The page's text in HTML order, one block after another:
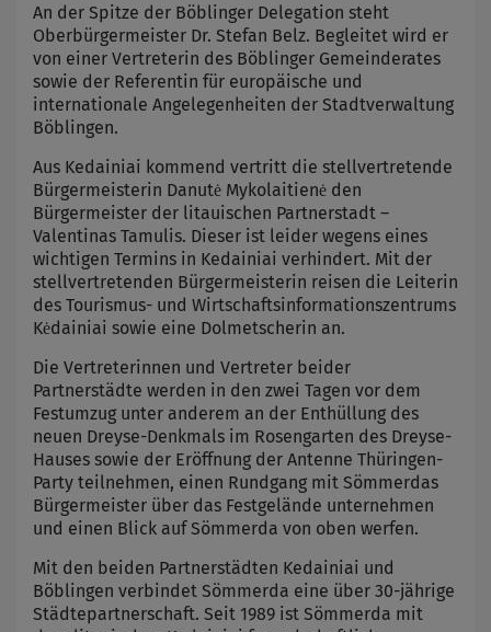
An der Spitze der Böblinger Delegation steht
Oberbürgermeister Dr. Stefan Belz. Begleitet wird er
von einer Vertreterin des Böblinger Gemeinderates
sowie der Referentin für europäische und
internationale Angelegenheiten der Stadtverwaltung
Böblingen.
Aus Kedainiai kommend vertritt die stellvertretende
Bürgermeisterin Danutė Mykolaitienė den
Bürgermeister der litauischen Partnerstadt –
Valentinas Tamulis. Dieser ist leider wegens eines
wichtigen Termins in Kedainiai verhindert. Mit der
stellvertretenden Bürgermeisterin reisen die Leiterin
des Tourismus- und Wirtschaftsinformationszentrums
Kėdainiai sowie eine Dolmetscherin an.
Die Vertreterinnen und Vertreter beider
Partnerstädte werden in den zwei Tagen vor dem
Festumzug unter anderem an der Enthüllung des
neuen Dreyse-Denkmals im Rosengarten des Dreyse-
Hauses sowie der Eröffnung der Antenne Thüringen-
Party teilnehmen, einen Rundgang mit Sömmerdas
Bürgermeister über das Festgelände unternehmen
und einen Blick auf Sömmerda von oben werfen.
Mit den beiden Partnerstädten Kedainiai und
Böblingen verbindet Sömmerda eine über 30-jährige
Städtepartnerschaft. Seit 1989 ist Sömmerda mit